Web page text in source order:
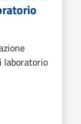
laboratorio